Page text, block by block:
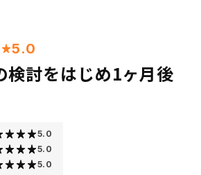
5.0
検討をはじめ1ヶ月後
5.0
5.0
5.0